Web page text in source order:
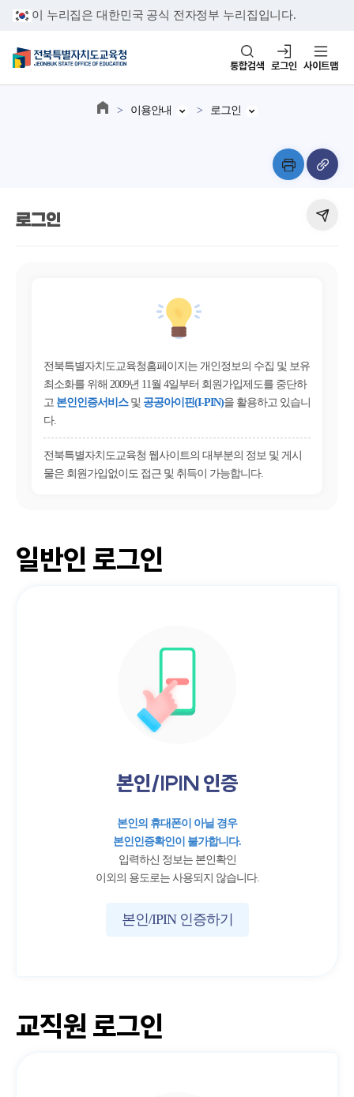
이 누리집은 대한민국 공식 전자정부 누리집입니다.
통합검색 로그인 사이트맵
이용안내 로그인
로그인
전북특별자치도교육청홈페이지는 개인정보의 수집 및 보유
최소화를 위해 2009년 11월 4일부터 회원가입제도를 중단하
고 본인인증서비스 및 공공아이핀(I-PIN)을 활용하고 있습니
다.
전북특별자치도교육청 웹사이트의 대부분의 정보 및 게시
물은 회원가입없이도 접근 및 취득이 가능합니다.
일반인 로그인
본인/IPIN 인증
본인의 휴대폰이 아닐 경우
본인인증확인이 불가합니다.
입력하신 정보는 본인확인
이외의 용도로는 사용되지 않습니다.
본인/IPIN 인증하기
교직원 로그인